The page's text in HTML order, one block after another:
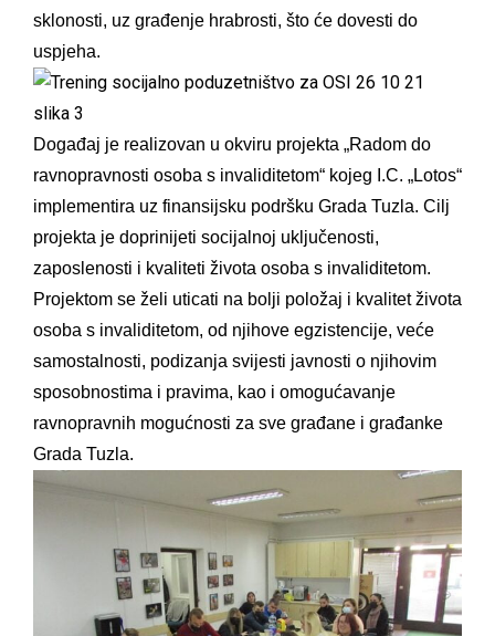
sklonosti, uz građenje hrabrosti, što će dovesti do
uspjeha.
Događaj je realizovan u okviru projekta „Radom do
ravnopravnosti osoba s invaliditetom“ kojeg I.C. „Lotos“
implementira uz finansijsku podršku Grada Tuzla. Cilj
projekta je doprinijeti socijalnoj uključenosti,
zaposlenosti i kvaliteti života osoba s invaliditetom.
Projektom se želi uticati na bolji položaj i kvalitet života
osoba s invaliditetom, od njihove egzistencije, veće
samostalnosti, podizanja svijesti javnosti o njihovim
sposobnostima i pravima, kao i omogućavanje
ravnopravnih mogućnosti za sve građane i građanke
Grada Tuzla.